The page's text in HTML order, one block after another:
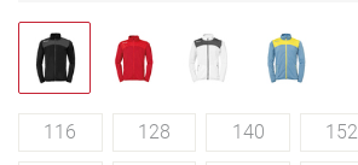
116 128 140 152